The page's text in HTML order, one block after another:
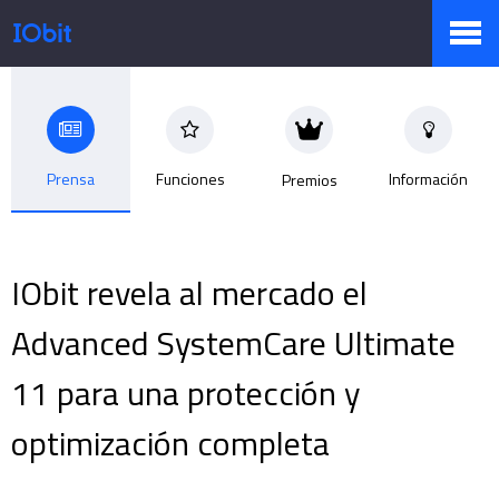
Productos
Tienda
Pressroom
Soporte
Prensa Funciones Premios Información
IObit revela al mercado el
Advanced SystemCare Ultimate
11 para una protección y
optimización completa